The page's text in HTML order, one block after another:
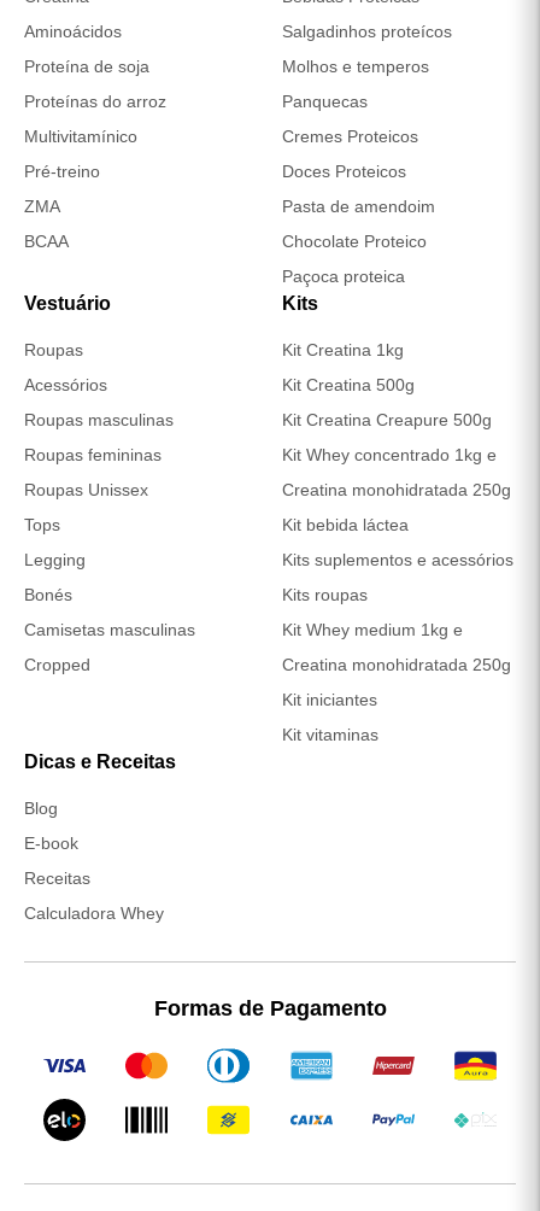
Aminoácidos
Proteína de soja
Proteínas do arroz
Multivitamínico
Pré-treino
ZMA
BCAA
Salgadinhos proteícos
Molhos e temperos
Panquecas
Cremes Proteicos
Doces Proteicos
Pasta de amendoim
Chocolate Proteico
Paçoca proteica
Vestuário
Roupas
Acessórios
Roupas masculinas
Roupas femininas
Roupas Unissex
Tops
Legging
Bonés
Camisetas masculinas
Cropped
Kits
Kit Creatina 1kg
Kit Creatina 500g
Kit Creatina Creapure 500g
Kit Whey concentrado 1kg e
Creatina monohidratada 250g
Kit bebida láctea
Kits suplementos e acessórios
Kits roupas
Kit Whey medium 1kg e
Creatina monohidratada 250g
Kit iniciantes
Kit vitaminas
Dicas e Receitas
Blog
E-book
Receitas(abre em nova janela)
Calculadora Whey
Formas de Pagamento